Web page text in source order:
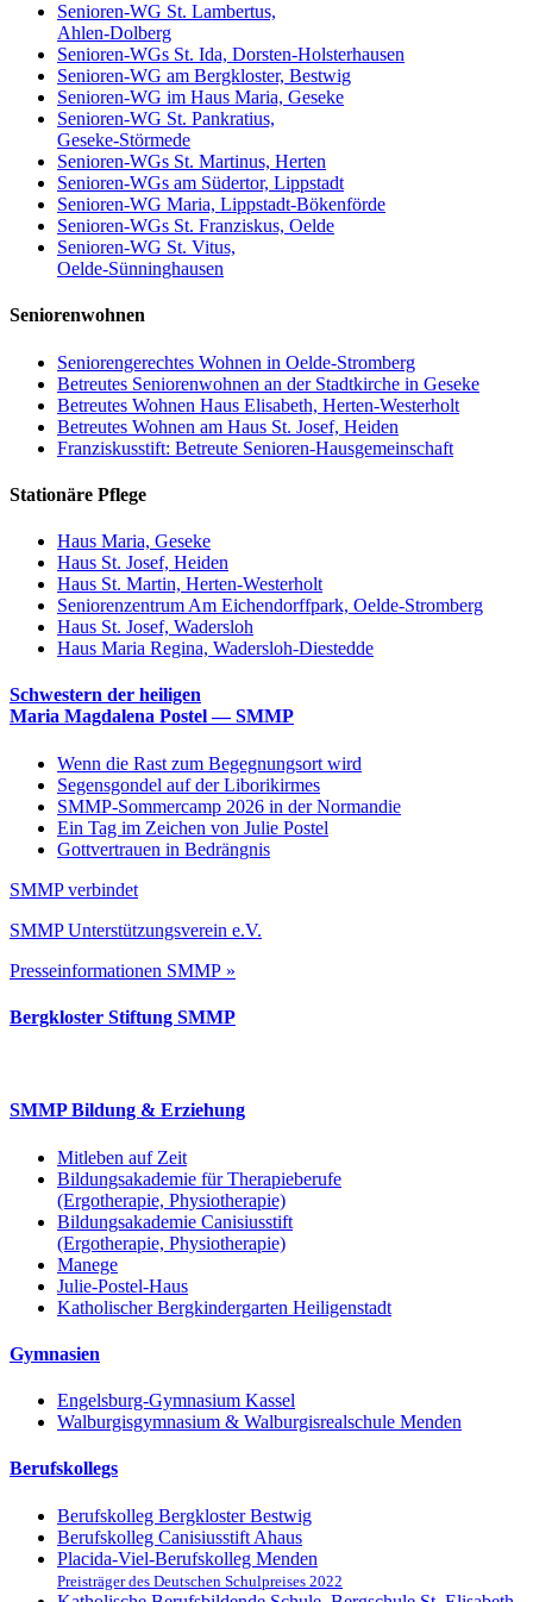
Senioren-WG St. Lambertus,
Ahlen-Dolberg
Senioren-WGs St. Ida, Dorsten-Holsterhausen
Senioren-WG am Bergkloster, Bestwig
Senioren-WG im Haus Maria, Geseke
Senioren-WG St. Pankratius,
Geseke-Störmede
Senioren-WGs St. Martinus, Herten
Senioren-WGs am Südertor, Lippstadt
Senioren-WG Maria, Lippstadt-Bökenförde
Senioren-WGs St. Franziskus, Oelde
Senioren-WG St. Vitus,
Oelde-Sünninghausen
Seniorenwohnen
Seniorengerechtes Wohnen in Oelde-Stromberg
Betreutes Seniorenwohnen an der Stadtkirche in Geseke
Betreutes Wohnen Haus Elisabeth, Herten-Westerholt
Betreutes Wohnen am Haus St. Josef, Heiden
Franziskusstift: Betreute Senioren-Hausgemeinschaft
Stationäre Pflege
Haus Maria, Geseke
Haus St. Josef, Heiden
Haus St. Martin, Herten-Westerholt
Seniorenzentrum Am Eichendorffpark, Oelde-Stromberg
Haus St. Josef, Wadersloh
Haus Maria Regina, Wadersloh-Diestedde
Schwestern der heiligen
Maria Magdalena Postel — SMMP
Wenn die Rast zum Begegnungsort wird
Segensgondel auf der Liborikirmes
SMMP-Sommercamp 2026 in der Normandie
Ein Tag im Zeichen von Julie Postel
Gottvertrauen in Bedrängnis
SMMP verbindet
SMMP Unterstützungsverein e.V.
Presseinformationen SMMP »
Bergkloster Stiftung SMMP
SMMP Bildung & Erziehung
Mitleben auf Zeit
Bildungsakademie für Therapieberufe
(Ergotherapie, Physiotherapie)
Bildungsakademie Canisiusstift
(Ergotherapie, Physiotherapie)
Manege
Julie-Postel-Haus
Katholischer Bergkindergarten Heiligenstadt
Gymnasien
Engelsburg-Gymnasium Kassel
Walburgisgymnasium & Walburgisrealschule Menden
Berufskollegs
Berufskolleg Bergkloster Bestwig
Berufskolleg Canisiusstift Ahaus
Placida-Viel-Berufskolleg Menden
Preisträger des Deutschen Schulpreises 2022